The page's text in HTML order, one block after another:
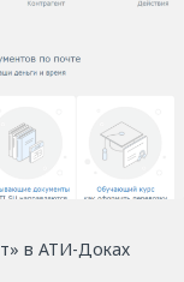
в АТИ-Доках